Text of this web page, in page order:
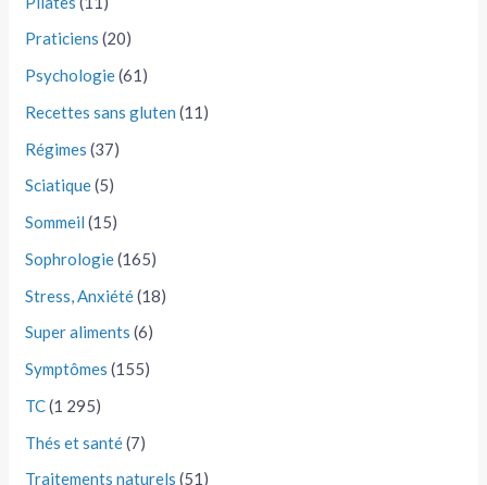
Praticiens (20)
Psychologie(61)
Recettes sans gluten (11)
Régimes (37)
Sciatique(5)
Sommeil (15)
Sophrologie(165)
Stress, Anxiété(18)
Super aliments (6)
Symptômes (155)
TC(1 295)
Thés et santé(7)
Traitements naturels (51)